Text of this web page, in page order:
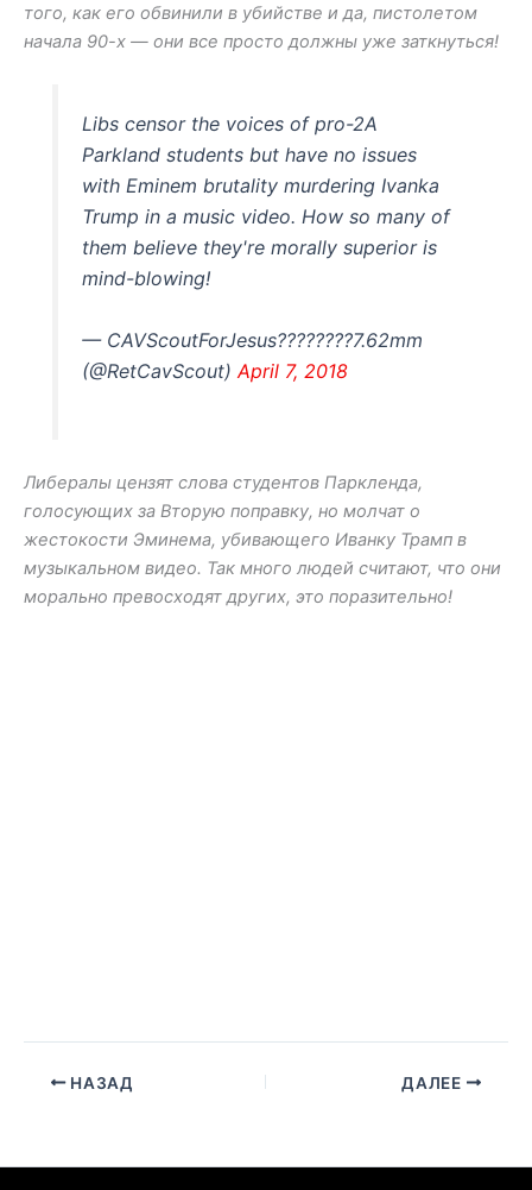
того, как его обвинили в убийстве и да, пистолетом
начала 90-х — они все просто должны уже заткнуться!
Libs censor the voices of pro-2A
Parkland students but have no issues
with Eminem brutality murdering Ivanka
Trump in a music video. How so many of
them believe they're morally superior is
mind-blowing!
— CAVScoutForJesus????????7.62mm
(@RetCavScout)April 7, 2018
Либералы цензят слова студентов Паркленда,
голосующих за Вторую поправку, но молчат о
жестокости Эминема, убивающего Иванку Трамп в
музыкальном видео. Так много людей считают, что они
морально превосходят других, это поразительно!
НАЗАД ДАЛЕЕ